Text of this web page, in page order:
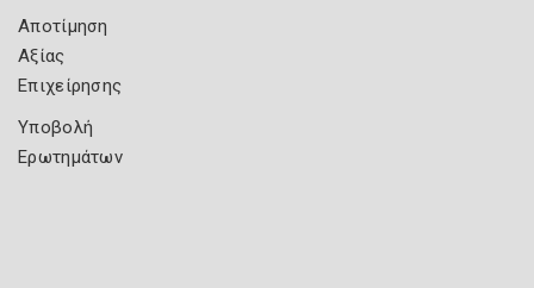
Αποτίμηση
Αξίας
Επιχείρησης
Υποβολή
Ερωτημάτων